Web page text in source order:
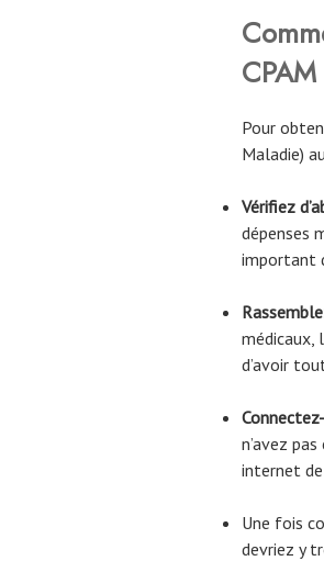
CPAM
Pour
Maladie)
Vérifiez
dépenses
important
médicaux,
d’avoir
n’avez
internet de
Une fois
devriez y